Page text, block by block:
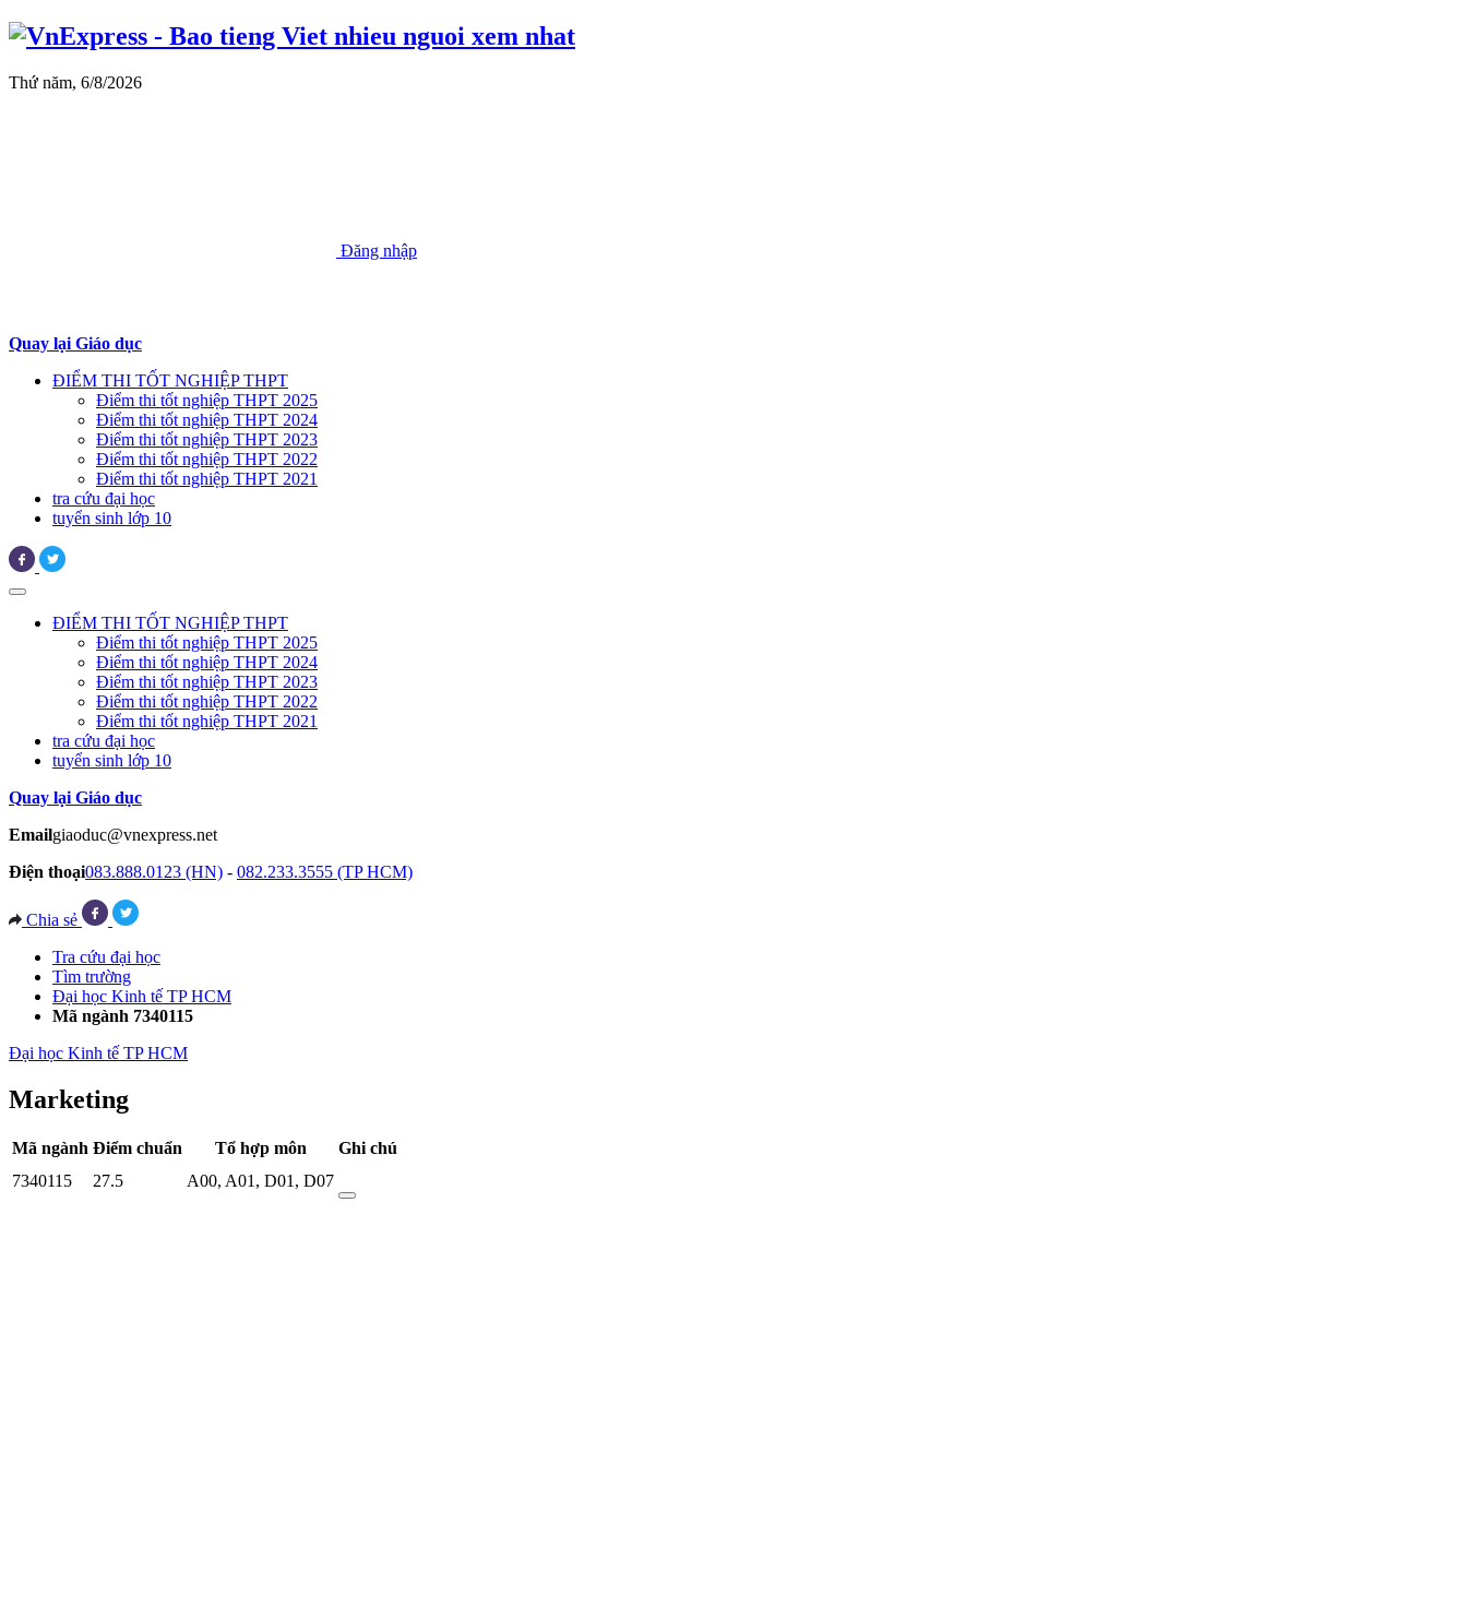
Thứ năm, 6/8/2026
Đăng nhập
Quay lại Giáo dục
ĐIỂM THI TỐT NGHIỆP THPT
Điểm thi tốt nghiệp THPT 2025
Điểm thi tốt nghiệp THPT 2024
Điểm thi tốt nghiệp THPT 2023
Điểm thi tốt nghiệp THPT 2022
Điểm thi tốt nghiệp THPT 2021
tra cứu đại học
tuyển sinh lớp 10
ĐIỂM THI TỐT NGHIỆP THPT
Điểm thi tốt nghiệp THPT 2025
Điểm thi tốt nghiệp THPT 2024
Điểm thi tốt nghiệp THPT 2023
Điểm thi tốt nghiệp THPT 2022
Điểm thi tốt nghiệp THPT 2021
tra cứu đại học
tuyển sinh lớp 10
Quay lại Giáo dục
Emailgiaoduc@vnexpress.net
Điện thoại083.888.0123 (HN) - 082.233.3555 (TP HCM)
Chia sẻ
Tra cứu đại học
Tìm trường
Đại học Kinh tế TP HCM
Mã ngành 7340115
Đại học Kinh tế TP HCM
Marketing
Mã ngành Điểm chuẩn Tổ hợp môn
Ghi chú
7340115
27.5 A00, A01, D01, D07